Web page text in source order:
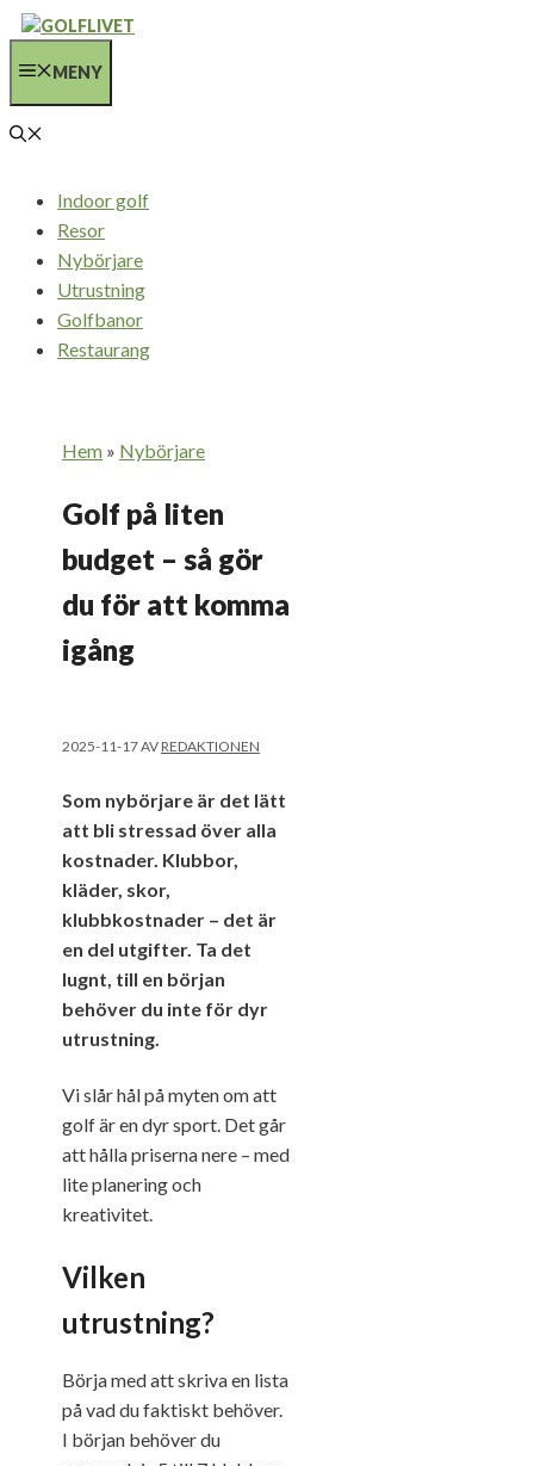
Hoppa
innehållMENY
Indoor golf
Resor
Nybörjare
Utrustning
Golfbanor
Restaurang
Hem » Nybörjare
Golf på liten
budget – så gör
du för att komma
igång
2025-11-17AVREDAKTIONEN
Som nybörjare är det lätt
att bli stressad över alla
kostnader. Klubbor,
kläder, skor,
klubbkostnader – det är
en del utgifter. Ta det
lugnt, till en början
behöver du inte för dyr
utrustning.
Vi slår hål på myten om att
golf är en dyr sport. Det går
att hålla priserna nere – med
lite planering och
kreativitet.
Vilken
utrustning?
Börja med att skriva en lista
på vad du faktiskt behöver.
I början behöver du